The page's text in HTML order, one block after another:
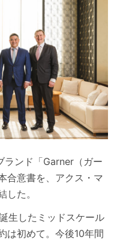
ランド「Garner（ガー
合意書を、アクス・マ
た。
生したミッドスケール
は初めて。今後10年間